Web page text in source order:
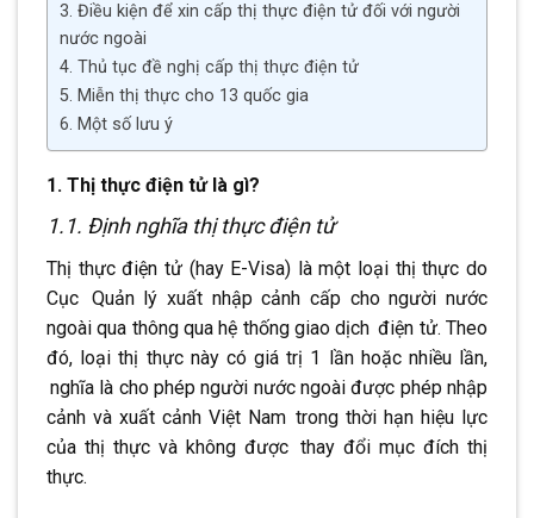
3. Điều kiện để xin cấp thị thực điện tử đối với người
nước ngoài
4. Thủ tục đề nghị cấp thị thực điện tử
5. Miễn thị thực cho 13 quốc gia
6. Một số lưu ý
1. Thị thực điện tử là gì?
1.1. Định nghĩa thị thực điện tử
Thị thực điện tử (hay E-Visa) là một loại thị thực do
Cục Quản lý xuất nhập cảnh cấp cho người nước
ngoài qua thông qua hệ thống giao dịch điện tử. Theo
đó, loại thị thực này có giá trị 1 lần hoặc nhiều lần,
nghĩa là cho phép người nước ngoài được phép nhập
cảnh và xuất cảnh Việt Nam. trong thời hạn hiệu lực
của thị thực và không được thay đổi mục đích thị
thực.